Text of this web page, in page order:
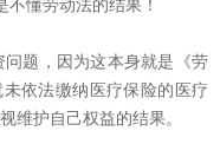
懂劳动法的结果！
题，因为这本身就是《劳
依法缴纳医疗保险的医疗
维护自己权益的结果。